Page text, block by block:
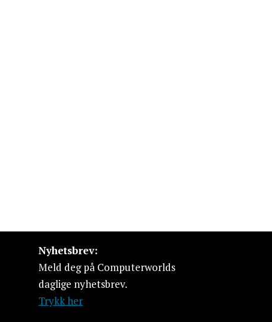
Nyhetsbrev:
Meld deg på Computerworlds
daglige nyhetsbrev.
Trykk her